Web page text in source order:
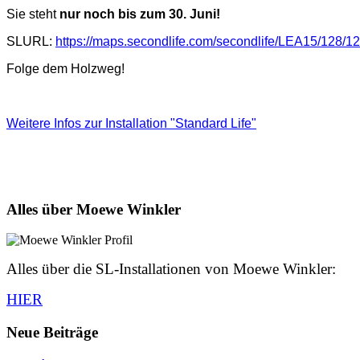
Sie steht nur noch bis zum 30. Juni!
SLURL: https://maps.secondlife.com/secondlife/LEA15/128/
Folge dem Holzweg!
Weitere Infos zur Installation "Standard Life"
Alles über Moewe Winkler
Alles über die SL-Installationen von Moewe Winkler:
HIER
Neue Beiträge